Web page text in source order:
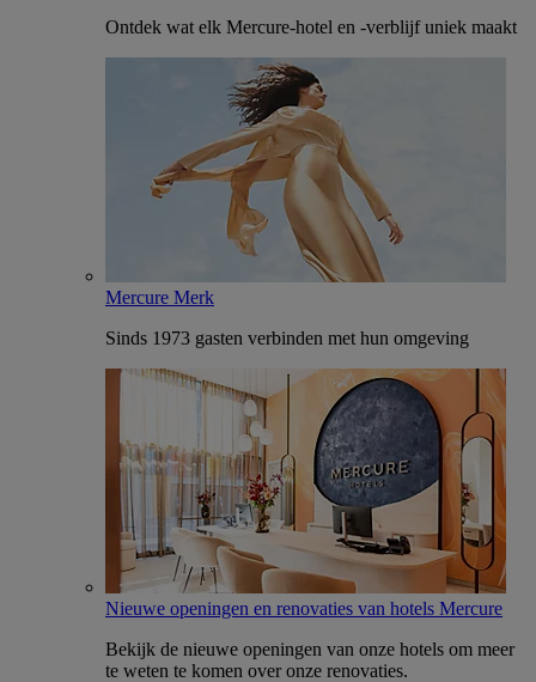
Ontdek wat elk Mercure-hotel en -verblijf uniek maakt
Mercure Merk
Sinds 1973 gasten verbinden met hun omgeving
Nieuwe openingen en renovaties van hotels Mercure
Bekijk de nieuwe openingen van onze hotels om meer
te weten te komen over onze renovaties.